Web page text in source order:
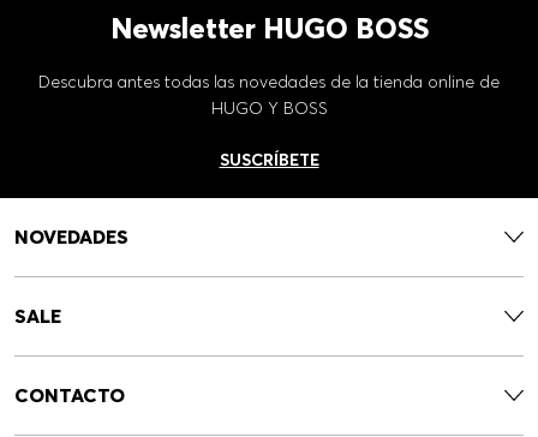
Newsletter HUGO BOSS
Descubra antes todas las novedades de la tienda online de
HUGO Y BOSS
SUSCRÍBETE
NOVEDADES
SALE
CONTACTO